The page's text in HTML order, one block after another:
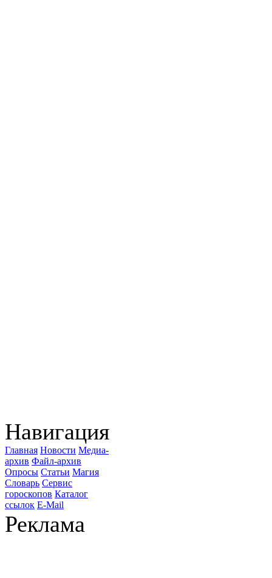
Навигация
Главная Новости Медиа-
архив Файл-архив
Опросы Статьи Магия
Словарь Сервис
гороскопов Каталог
ссылок E-Mail
Реклама